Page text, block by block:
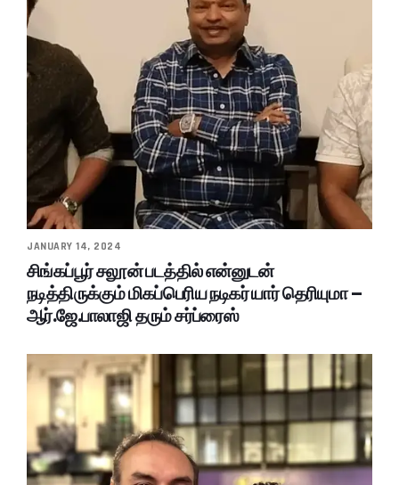
JANUARY 14, 2024
சிங்கப்பூர் சலூன் படத்தில் என்னுடன்
நடித்திருக்கும் மிகப்பெரிய நடிகர் யார் தெரியுமா –
ஆர்.ஜே.பாலாஜி தரும் சர்ப்ரைஸ்